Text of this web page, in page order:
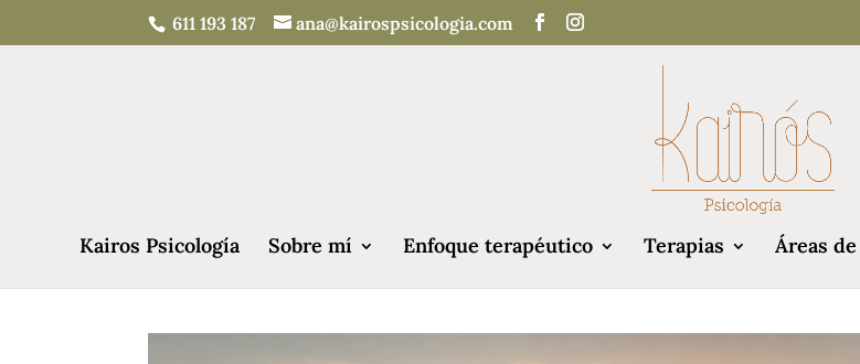
611 193 187 ana@kairospsicologia.com
Kairos Psicología Sobre mí Enfoque terapéutico Terapias Áreas